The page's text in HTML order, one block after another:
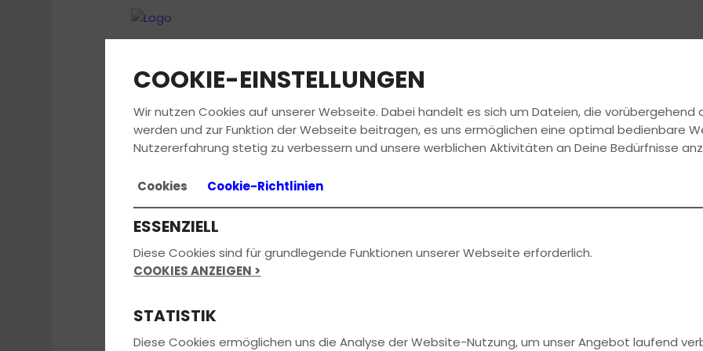
FAHRSCHULE FÜHRERSCHEIN AKTUELLES
COOKIE-EINSTELLUNGEN
Wir nutzen Cookies auf unserer Webseite. Dabei handelt es sich um Dateien, die
werden und zur Funktion der Webseite beitragen, es uns ermöglichen eine optimal bedienbare
Nutzererfahrung stetig zu verbessern und unsere werblichen Aktivitäten an Deine Bedürfnisse
Cookies Cookie-Richtlinien
ESSENZIELL
Diese Cookies sind für grundlegende Funktionen unserer Webseite erforderlich.
COOKIES ANZEIGEN >
STATISTIK
Diese Cookies ermöglichen uns die Analyse der Website-Nutzung, um unser Angebot laufend